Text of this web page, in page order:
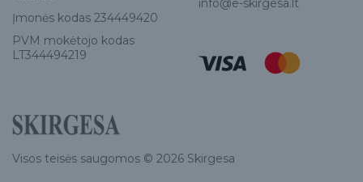
Įmonės kodas 234449420
PVM mokėtojo kodas
LT344494219
info@e-skirgesa.lt
Visos teisės saugomos © 2026 Skirgesa